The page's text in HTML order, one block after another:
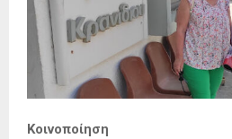
Κοινοποίηση